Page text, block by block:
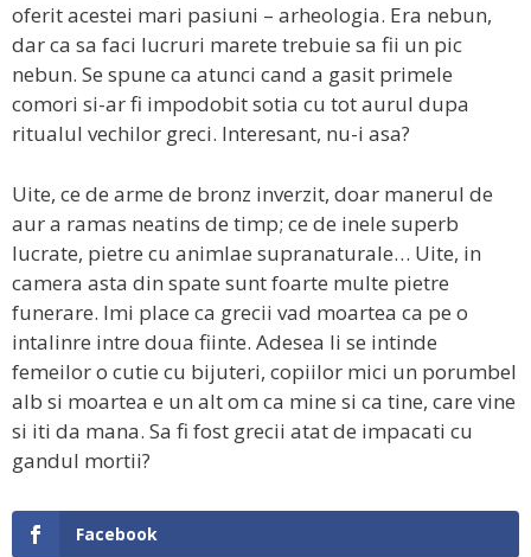
oferit acestei mari pasiuni – arheologia. Era nebun,
dar ca sa faci lucruri marete trebuie sa fii un pic
nebun. Se spune ca atunci cand a gasit primele
comori si-ar fi impodobit sotia cu tot aurul dupa
ritualul vechilor greci. Interesant, nu-i asa?
Uite, ce de arme de bronz inverzit, doar manerul de
aur a ramas neatins de timp; ce de inele superb
lucrate, pietre cu animlae supranaturale… Uite, in
camera asta din spate sunt foarte multe pietre
funerare. Imi place ca grecii vad moartea ca pe o
intalinre intre doua fiinte. Adesea li se intinde
femeilor o cutie cu bijuteri, copiilor mici un porumbel
alb si moartea e un alt om ca mine si ca tine, care vine
si iti da mana. Sa fi fost grecii atat de impacati cu
gandul mortii?
Facebook